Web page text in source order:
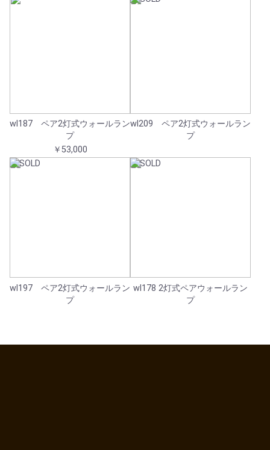
wl187 ペア2灯式ウォールラン
プ
￥53,000
wl209 ペア2灯式ウォールラン
プ
wl197 ペア2灯式ウォールラン
プ
wl178 2灯式ペアウォールラン
プ